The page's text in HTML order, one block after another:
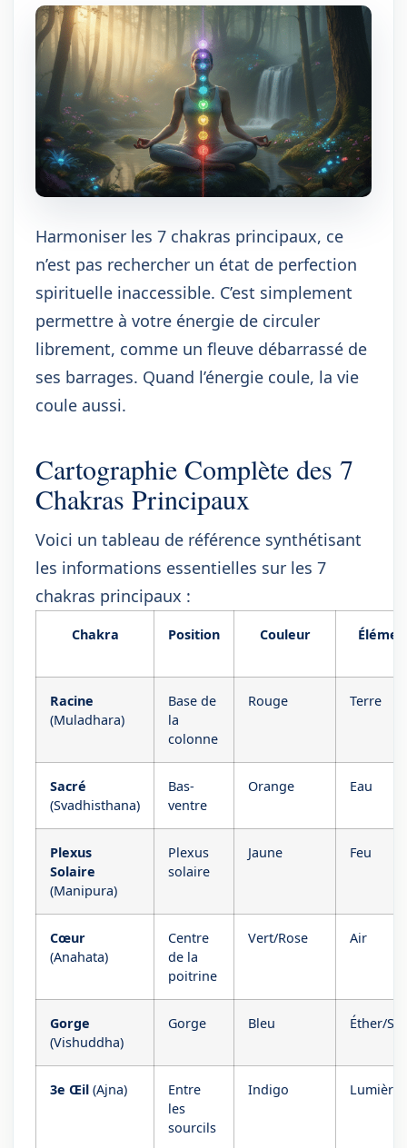
Harmoniser les 7 chakras principaux, ce
n’est pas rechercher un état de perfection
spirituelle inaccessible. C’est simplement
permettre à votre énergie de circuler
librement, comme un fleuve débarrassé de
ses barrages. Quand l’énergie coule, la vie
coule aussi.
Cartographie Complète des 7
Chakras Principaux
Voici un tableau de référence synthétisant
les informations essentielles sur les 7
chakras principaux :
Chakra Position Couleur
Racine
(Muladhara)
Base de
la
colonne
Rouge Terre
Sacré
(Svadhisthana)
Bas-
ventre
Orange Eau
Plexus
Solaire
(Manipura)
Plexus
solaire
Jaune Feu
Cœur
(Anahata)
Centre
de la
poitrine
Vert/Rose Air
Gorge
(Vishuddha)
Gorge Bleu Éther/
3e Œil (Ajna)
Entre
les
sourcils
Indigo Lumière